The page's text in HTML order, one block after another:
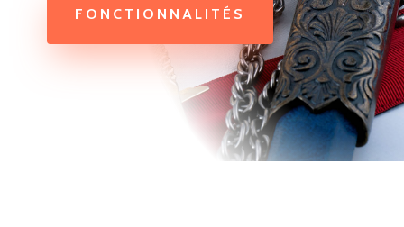
FONCTIONNALITÉS